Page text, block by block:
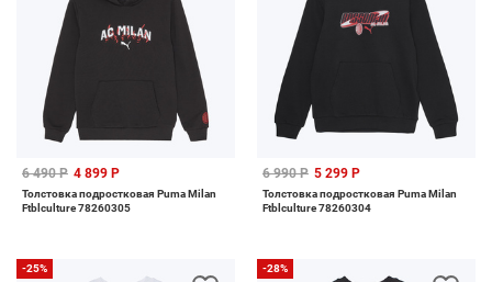
6 490 Р 4 899 Р
Толстовка подростковая Puma Milan
Ftblculture 78260305
6 990 Р 5 299 Р
Толстовка подростковая Puma Milan
Ftblculture 78260304
-25% -28%